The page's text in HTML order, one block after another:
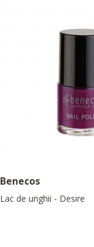
Benecos
Lac de unghii - Desire